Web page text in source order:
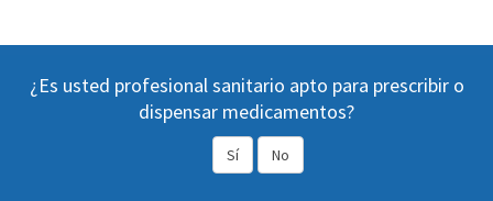
¿Es usted profesional sanitario apto para prescribir o
dispensar medicamentos?
Sí No